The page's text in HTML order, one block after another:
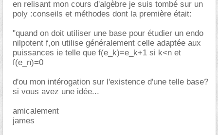
en relisant mon cours d'algèbre je suis tombé sur un
poly :conseils et méthodes dont la première était:
"quand on doit utiliser une base pour étudier un endo
nilpotent f,on utilise généralement celle adaptée aux
puissances ie telle que f(e_k)=e_k+1 si k<n et
f(e_n)=0
d'ou mon intérogation sur l'existence d'une telle base?
si vous avez une idée...
amicalement
james